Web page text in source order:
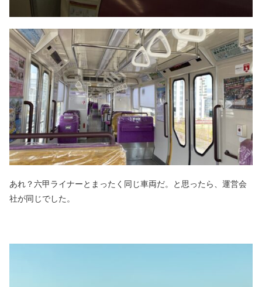
あれ？六甲ライナーとまったく同じ車両だ。と思ったら、運営会
社が同じでした。